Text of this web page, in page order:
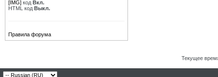
[IMG] код Вкл.
HTML код Выкл.
Правила форума
Текущее